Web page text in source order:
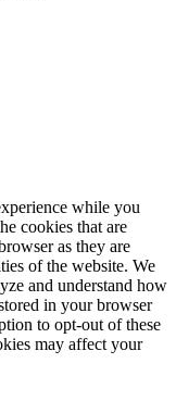
while you
cookies that are
as they are
of the website. We
and understand how
in your browser
to opt-out of these
may affect your